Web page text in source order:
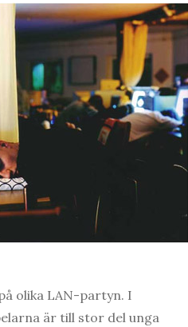
olika LAN-partyn. I
är till stor del unga